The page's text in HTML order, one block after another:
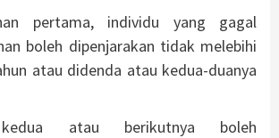
pertama, individu yang gagal
boleh dipenjarakan tidak melebihi
atau didenda atau kedua-duanya
kedua atau berikutnya boleh